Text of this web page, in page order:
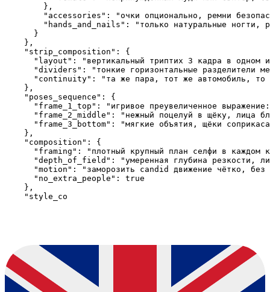
        },
"accessories": "очки опционально, ремни
"hands_and_nails": "только натуральные ногти,
      }
    },
    "strip_composition": {
"layout": "вертикальный триптих 3 кадра в одном
"dividers": "тонкие горизонтальные разделители
"continuity": "та же пара, тот же автомобиль, то
    },
    "poses_sequence": {
"frame_1_top": "игривое преувеличенное
"frame_2_middle": "нежный поцелуй в щёку, лица
"frame_3_bottom": "мягкие объятия, щёки
    },
    "composition": {
"framing": "плотный крупный план селфи в каждом
"depth_of_field": "умеренная глубина резкости,
"motion": "заморозить candid движение чётко, без
      "no_extra_people": true
    },
    "style_co